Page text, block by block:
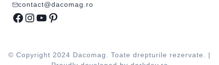
contact@dacomag.ro
Facebook
Instagram
YouTube
Pinterest
© Copyright 2024 Dacomag. Toate drepturile rezervate. |